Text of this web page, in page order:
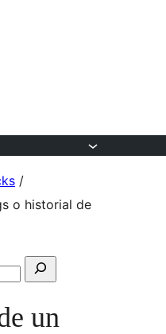
/
o historial de
Buscar
un